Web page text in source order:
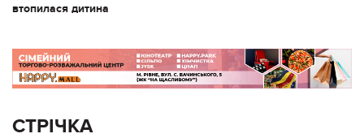
втопилася дитина
СТРІЧКА